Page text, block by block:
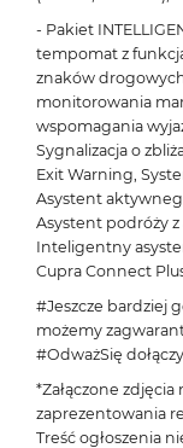
- Pakiet
tempomat z
znaków
monitorowania
wspomagania
Sygnalizacja o
Exit Warning,
Asystent
Asystent podróży z
Inteligentny
Cupra Connect
#Jeszcze bardziej
możemy
#OdważSię
*Załączone
zaprezentowania
Treść ogłoszenia